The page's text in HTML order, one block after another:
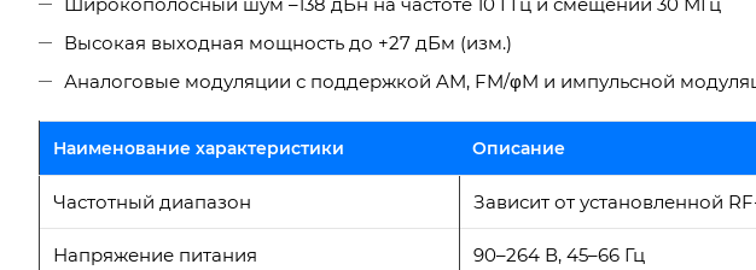
Высокая выходная мощность до +27 дБм (изм.)
Аналоговые модуляции с поддержкой AM, FM/φM и импульсной
Наименование характеристики Описание
Частотный диапазон Зависит от установленной
Напряжение питания 90–264 В, 45–66 Гц